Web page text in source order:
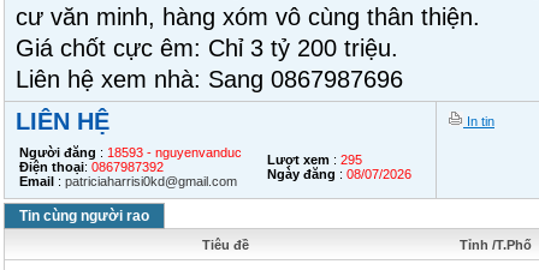
cư văn minh, hàng xóm vô cùng thân thiện.
Giá chốt cực êm: Chỉ 3 tỷ 200 triệu.
Liên hệ xem nhà: Sang 0867987696
LIÊN HỆ
Người đăng : 18593 - nguyenvanduc
Điện thoại: 0867987392
Email : patriciaharrisi0kd@gmail.com
Lượt xem : 295
Ngày đăng : 08/07/2026
In tin
Tin cùng người rao
Tiêu đề Tỉnh /T.Phố